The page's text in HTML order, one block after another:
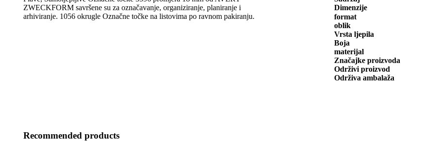
ZWECKFORM savršene su za označavanje, organiziranje, planiranje i
arhiviranje. 1056 okrugle Označne točke na listovima po ravnom pakiranju.
Dimenzije
format
oblik
Vrsta ljepila
Boja
materijal
Značajke proizvoda
Održivi proizvod
Održiva ambalaža
Recommended products